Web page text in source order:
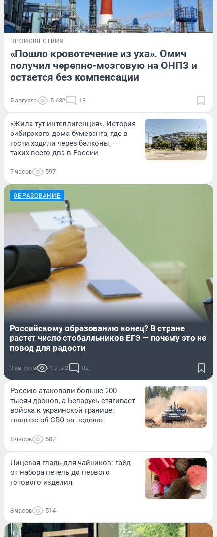
ПРОИСШЕСТВИЯ
«Пошло кровотечение из уха». Омич
получил черепно-мозговую на ОНПЗ и
остается без компенсации
5 августа 5 632 13
«Жила тут интеллигенция». История
сибирского дома-бумеранга, где в
гости ходили через балконы, —
таких всего два в России
7 часов 597
ОБРАЗОВАНИЕ
Российскому образованию конец? В стране
растет число стобалльников ЕГЭ — почему это не
повод для радости
3 августа 13 392 82
Россию атаковали больше 200
тысяч дронов, а Беларусь стягивает
войска к украинской границе:
главное об СВО за неделю
8 часов 582
Лицевая гладь для чайников: гайд
от набора петель до первого
готового изделия
8 часов 514